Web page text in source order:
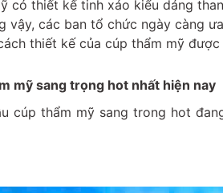
có thiết kế tinh xảo kiểu dáng
vậy, các ban tổ chức ngày càng
thiết kế của cúp thẩm mỹ
mỹ sang trọng hot nhất hiện nay
cúp thẩm mỹ sang trong hot